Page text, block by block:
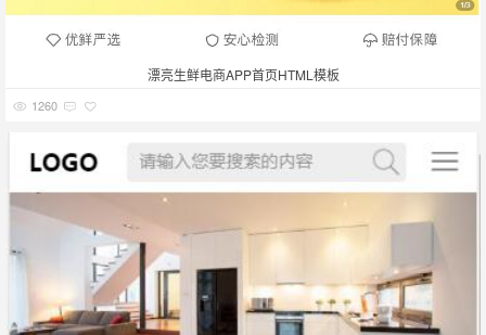
漂亮生鲜电商APP首页HTML模板
1260